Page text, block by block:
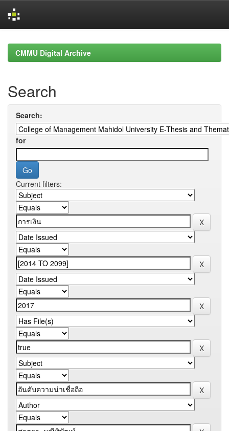
navigationCMMU Digital Archive
Search
Search:
for
Current filters: